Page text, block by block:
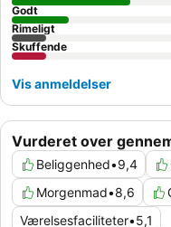
hotellet.
Vurderet over
Beliggenhed•9,4
Morgenmad•8,6
Værelsesfaciliteter•5,1
Godt
Rimeligt
Skuffende
Vis anmeldelser